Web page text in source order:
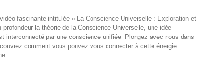
fascinante intitulée « La Conscience Universelle : Exploration et
la théorie de la Conscience Universelle, une idée
interconnecté par une conscience unifiée. Plongez avec nous dans
comment vous pouvez vous connecter à cette énergie